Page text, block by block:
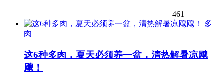
461
多
肉
这6种多肉，夏天必须养一盆，清热解暑凉飕
飕！